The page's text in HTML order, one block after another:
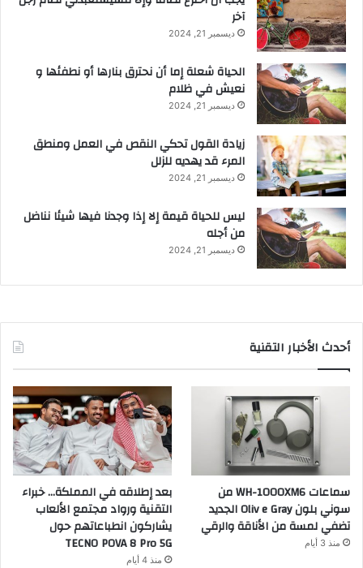
آخر
ديسمبر 21, 2024
الحياة شعلة إما أن نحترق بنارها أو نطفئها و
نعيش في ظلام
ديسمبر 21, 2024
زيادة القول تحكي النقص في العمل ومنطق
المرء قد يهديه للزلل
ديسمبر 21, 2024
ليس للحياة قيمة إلا إذا وجدنا فيها شيئا نناضل
من أجله
ديسمبر 21, 2024
أحدث الأخبار التقنية
سماعات WH-1000XM6 من
سوني بلون Oliv e Gray الجديد
تضفي لمسة من الأناقة والرقي
منذ 3 أيام
بعد إطلاقه في المملكة… خبراء
التقنية ورواد مجتمع الألعاب
يشاركون انطباعاتهم حول
TECNO POVA 8 Pro 5G
منذ 4 أيام